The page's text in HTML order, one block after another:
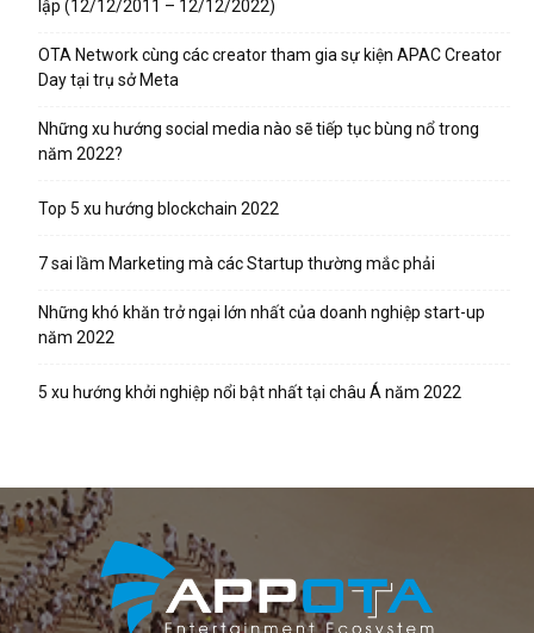
lập (12/12/2011 – 12/12/2022)
OTA Network cùng các creator tham gia sự kiện APAC Creator
Day tại trụ sở Meta
Những xu hướng social media nào sẽ tiếp tục bùng nổ trong
năm 2022?
Top 5 xu hướng blockchain 2022
7 sai lầm Marketing mà các Startup thường mắc phải
Những khó khăn trở ngại lớn nhất của doanh nghiệp start-up
năm 2022
5 xu hướng khởi nghiệp nổi bật nhất tại châu Á năm 2022